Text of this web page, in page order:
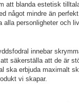
att blanda estetisk
något mindre än
alla personligheter och
innebar
säkerställa att de är
ska erbjuda maximalt
vi skapar.